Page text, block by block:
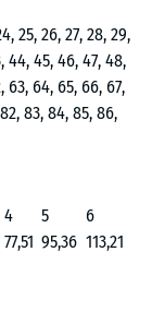
25, 26, 27, 28, 29,
44, 45, 46, 47, 48,
63, 64, 65, 66, 67,
83, 84, 85, 86,
4 5
6
77,51 95,36 113,21